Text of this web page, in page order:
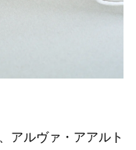
アルヴァ・アアルト